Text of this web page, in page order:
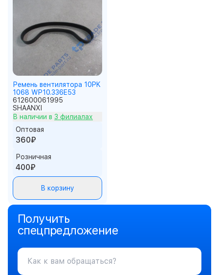
Ремень вентилятора 10PK
1068 WP10.336E53
612600061995
SHAANXI
В наличии в 3 филиалах
Оптовая
360₽
Розничная
400₽
В корзину
Получить
спецпредложение